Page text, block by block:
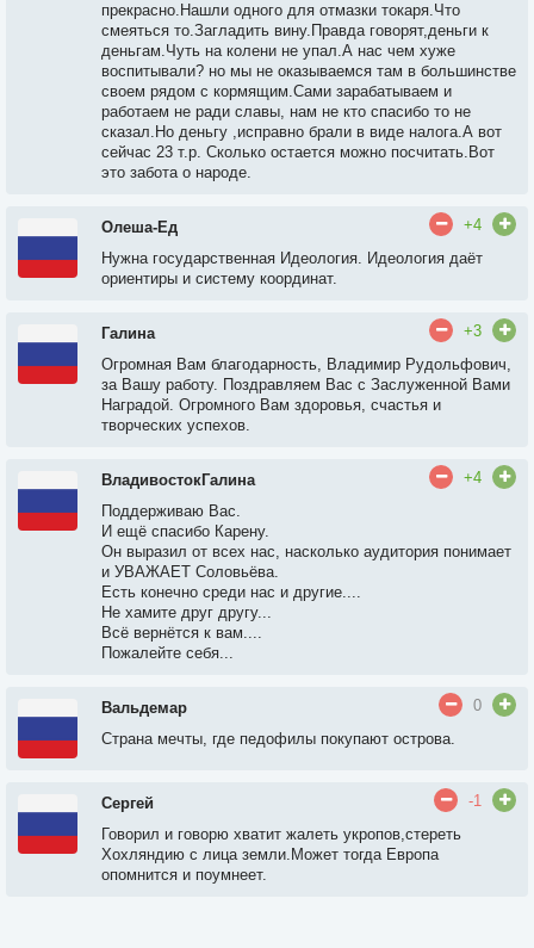
прекрасно.Нашли одного для отмазки токаря.Что
смеяться то.Загладить вину.Правда говорят,деньги к
деньгам.Чуть на колени не упал.А нас чем хуже
воспитывали? но мы не оказываемся там в большинстве
своем рядом с кормящим.Сами зарабатываем и
работаем не ради славы, нам не кто спасибо то не
сказал.Но деньгу ,исправно брали в виде налога.А вот
сейчас 23 т.р. Сколько остается можно посчитать.Вот
это забота о народе.
Олеша-Ед
+4
Нужна государственная Идеология. Идеология даёт
ориентиры и систему координат.
Галина
+3
Огромная Вам благодарность, Владимир Рудольфович,
за Вашу работу. Поздравляем Вас с Заслуженной Вами
Наградой. Огромного Вам здоровья, счастья и
творческих успехов.
ВладивостокГалина
+4
Поддерживаю Вас.
И ещё спасибо Карену.
Он выразил от всех нас, насколько аудитория понимает
и УВАЖАЕТ Соловьёва.
Есть конечно среди нас и другие....
Не хамите друг другу...
Всё вернётся к вам....
Пожалейте себя...
Вальдемар
0
Страна мечты, где педофилы покупают острова.
Сергей
-1
Говорил и говорю хватит жалеть укропов,стереть
Хохляндию с лица земли.Может тогда Европа
опомнится и поумнеет.